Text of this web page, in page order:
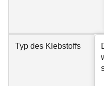
Typ des Klebstoffs